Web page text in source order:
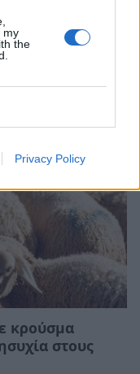
my
the
Privacy Policy
πρόβατα –
στη
κρούσμα
στους